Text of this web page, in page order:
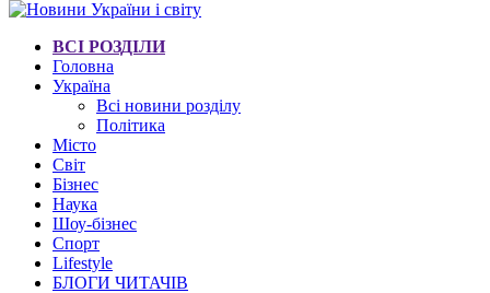
ВСІ РОЗДІЛИ
Головна
Україна
Всі новини розділу
Політика
Місто
Світ
Бізнес
Наука
Шоу-бізнес
Спорт
Lifestyle
БЛОГИ ЧИТАЧІВ